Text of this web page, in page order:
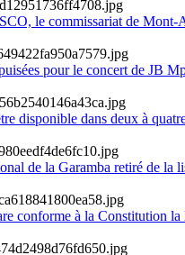
le commissariat de Mont-
pour le concert de JB
disponible dans deux à
de la Garamba retiré de la
conforme à la Constitution la